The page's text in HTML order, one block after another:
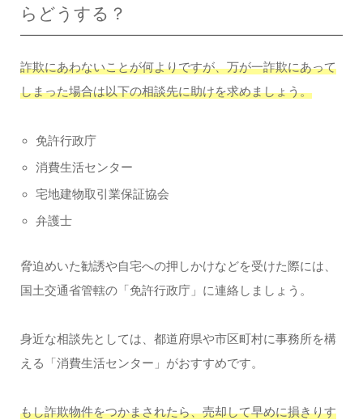
らどうする？
詐欺にあわないことが何よりですが、万が一詐欺にあって
しまった場合は以下の相談先に助けを求めましょう。
免許行政庁
消費生活センター
宅地建物取引業保証協会
弁護士
脅迫めいた勧誘や自宅への押しかけなどを受けた際には、
国土交通省管轄の「免許行政庁」に連絡しましょう。
身近な相談先としては、都道府県や市区町村に事務所を構
える「消費生活センター」がおすすめです。
もし詐欺物件をつかまされたら、売却して早めに損きりす